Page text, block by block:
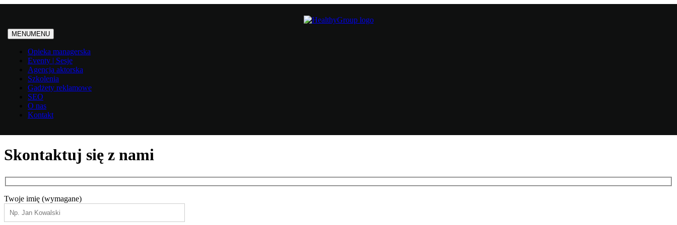
MENUMENU
Opieka managerska
Eventy | Sesje
Agencja aktorska
Szkolenia
Gadżety reklamowe
SEO
O nas
Kontakt
Skontaktuj się z nami
Twoje imię (wymagane)